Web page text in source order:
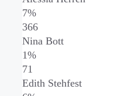
7%
366
Nina Bott
1%
71
Edith Stehfest